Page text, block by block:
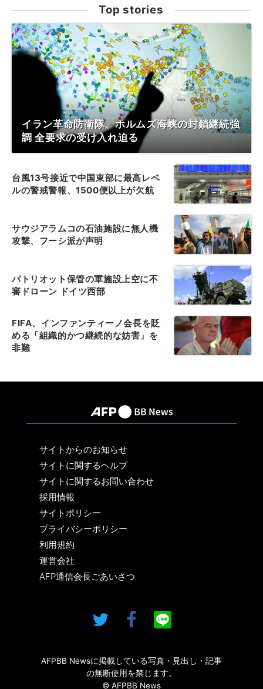
Top stories
イラン革命防衛隊、ホルムズ海峡の封鎖継続強
調 全要求の受け入れ迫る
台風13号接近で中国東部に最高レベ
ルの警戒警報、1500便以上が欠航
サウジアラムコの石油施設に無人機
攻撃、フーシ派が声明
パトリオット保管の軍施設上空に不
審ドローン ドイツ西部
FIFA、インファンティーノ会長を貶
める「組織的かつ継続的な妨害」を
非難
サイトからのお知らせ
サイトに関するヘルプ
サイトに関するお問い合わせ
採用情報
サイトポリシー
プライバシーポリシー
利用規約
運営会社
AFP通信会長ごあいさつ
AFPBB Newsに掲載している写真・見出し・記事
の無断使用を禁じます。
© AFPBB News